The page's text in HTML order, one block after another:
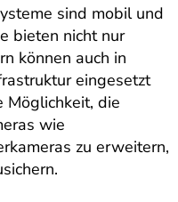
sind mobil und
bieten nicht nur
können auch in
eingesetzt
Möglichkeit, die
wie
zu erweitern,